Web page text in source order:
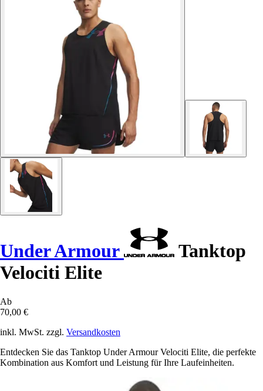
Under Armour
Tanktop
Velociti Elite
Ab
70,00 €
inkl. MwSt. zzgl. Versandkosten
Entdecken Sie das Tanktop Under Armour Velociti Elite, die perfekte
Kombination aus Komfort und Leistung für Ihre Laufeinheiten.